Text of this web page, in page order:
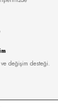
değişim desteği.